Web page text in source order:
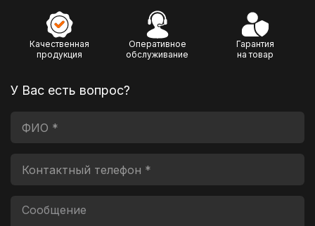
Качественная
продукция
Оперативное
обслуживание
Гарантия
на товар
У Вас есть вопрос?